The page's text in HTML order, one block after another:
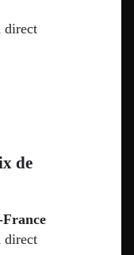
direct
de
direct